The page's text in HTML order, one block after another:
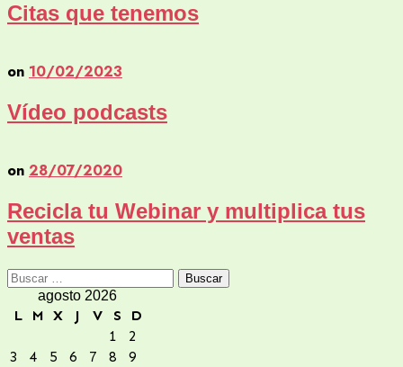
Citas que tenemos
on 10/02/2023
Vídeo podcasts
on 28/07/2020
Recicla tu Webinar y multiplica tus
ventas
Buscar:
agosto 2026
L M X J V S
D
1
2
3
4 5 6 7 8
9